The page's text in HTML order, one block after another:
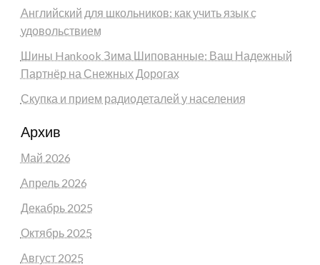
Английский для школьников: как учить язык с
удовольствием
Шины Hankook Зима Шипованные: Ваш Надежный
Партнёр на Снежных Дорогах
Скупка и прием радиодеталей у населения
Архив
Май 2026
Апрель 2026
Декабрь 2025
Октябрь 2025
Август 2025